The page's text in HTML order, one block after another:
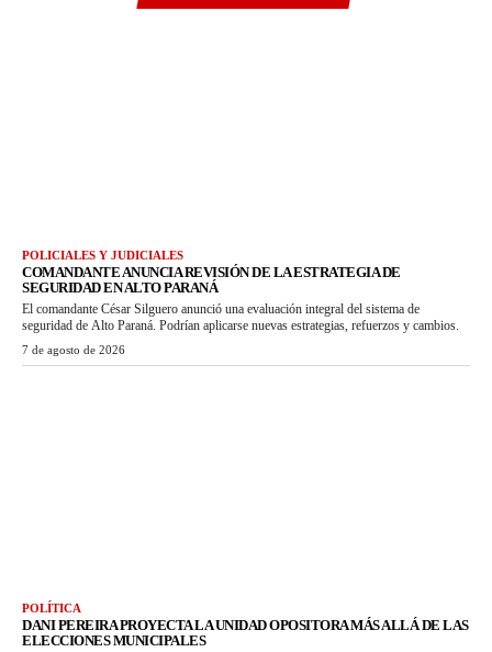
POLICIALES Y JUDICIALES
COMANDANTE ANUNCIA REVISIÓN DE LA ESTRATEGIA DE
SEGURIDAD EN ALTO PARANÁ
El comandante César Silguero anunció una evaluación integral del sistema de
seguridad de Alto Paraná. Podrían aplicarse nuevas estrategias, refuerzos y cambios.
7 de agosto de 2026
POLÍTICA
DANI PEREIRA PROYECTA LA UNIDAD OPOSITORA MÁS ALLÁ DE LAS
ELECCIONES MUNICIPALES